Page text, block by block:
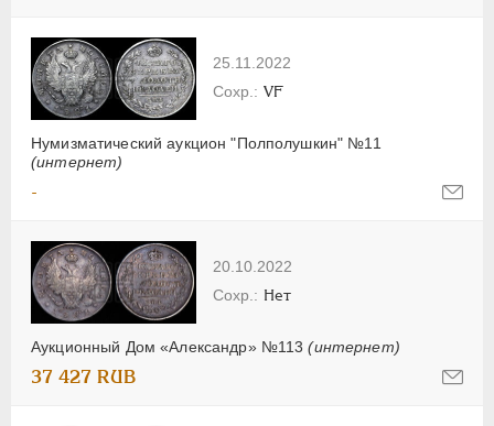
25.11.2022
Нумизматический аукцион "Полполушкин" №11
(интернет)
VF
-
20.10.2022
Аукционный Дом «Александр» №113(интернет)
Нет
37 427 RUB